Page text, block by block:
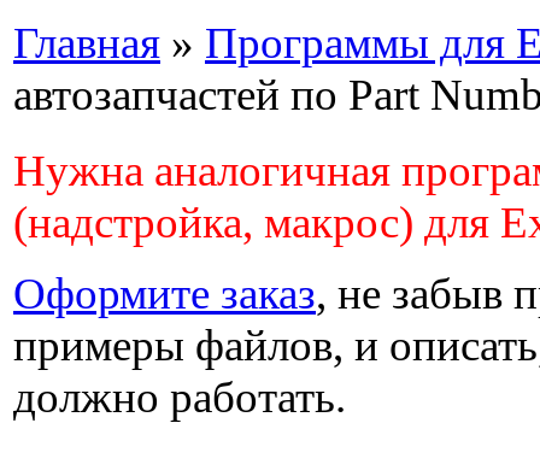
Главная » Программы для
автозапчастей по Part
Нужна аналогичная
(надстройка, макрос) для
Оформите заказ, не забыв
примеры файлов, и
должно работать.